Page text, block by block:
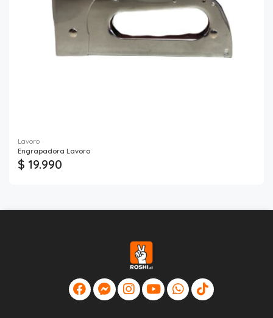
Lavoro
Engrapadora Lavoro
$ 19.990